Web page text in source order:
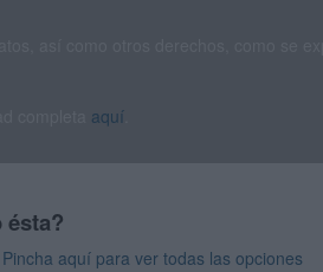
aquí
aquí para ver todas las opciones